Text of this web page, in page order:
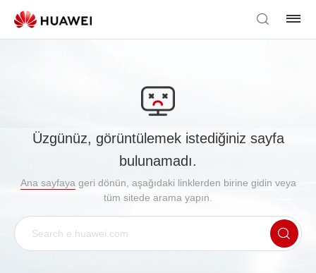
Üzgünüz, görüntülemek istediğiniz sayfa
bulunamadı.
Ana sayfaya geri dönün, aşağıdaki linklerden birine gidin veya
tüm sitede arama yapın.